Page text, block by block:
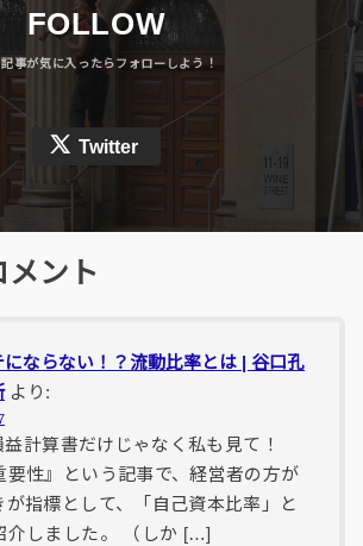
FOLLOW
Twitter
ント
ならない！？流動比率とは | 谷口孔
より:
計算書だけじゃなく私も見て！
要性』という記事で、経営者の方が
が指標として、「自己資本比率」と
介しました。 （しか […]